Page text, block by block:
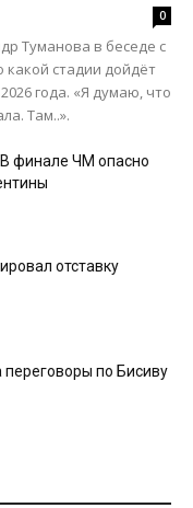
0
Туманова в беседе с
какой стадии дойдёт
года. «Я думаю, что
Там..».
финале ЧМ опасно
отставку
по Бисиву